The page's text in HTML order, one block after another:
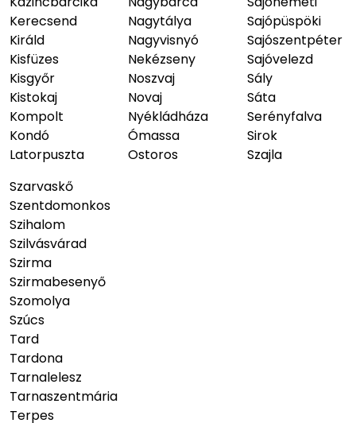
Kerecsend
Királd
Kisfüzes
Kisgyőr
Kistokaj
Kompolt
Kondó
Latorpuszta
Nagytálya
Nagyvisnyó
Nekézseny
Noszvaj
Novaj
Nyékládháza
Ómassa
Ostoros
Sajópüspöki
Sajószentpéter
Sajóvelezd
Sály
Sáta
Serényfalva
Sirok
Szajla
Szarvaskő
Szentdomonkos
Szihalom
Szilvásvárad
Szirma
Szirmabesenyő
Szomolya
Szúcs
Tard
Tardona
Tarnalelesz
Tarnaszentmária
Terpes